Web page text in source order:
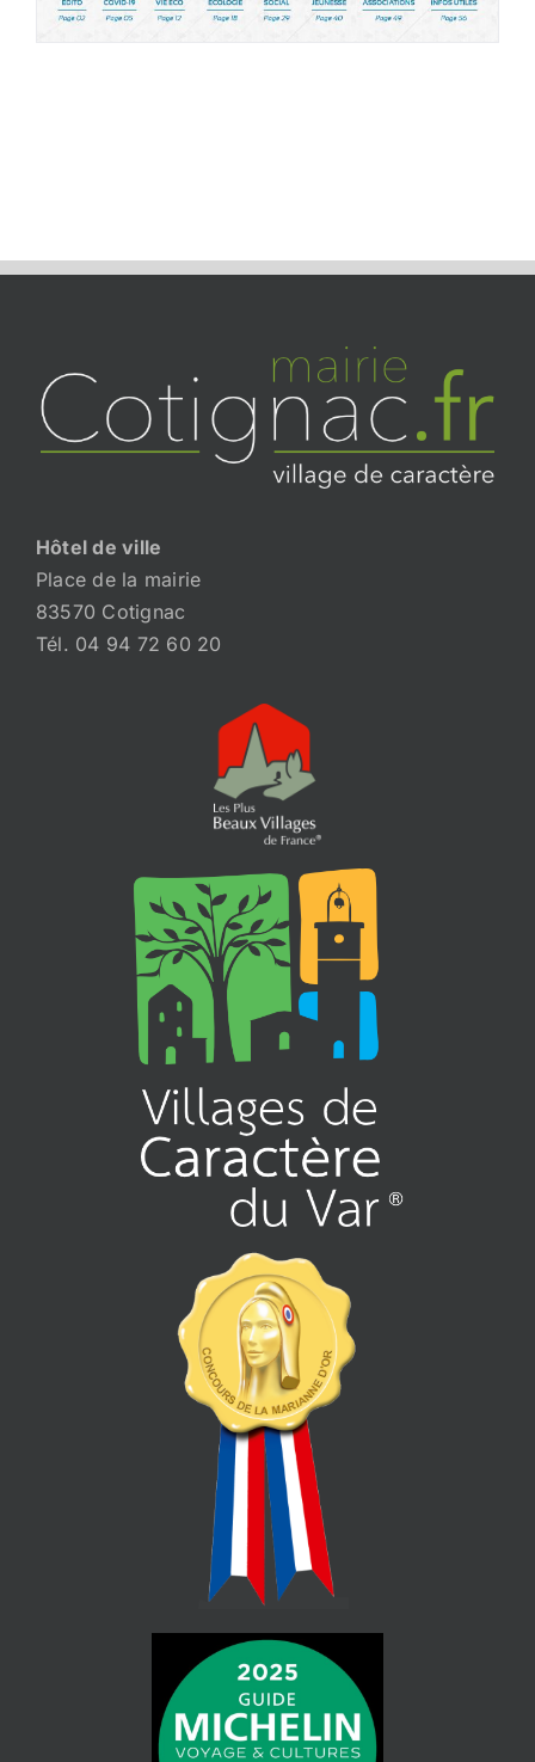
Hôtel de ville
Place de la mairie
83570 Cotignac
Tél. 04 94 72 60 20